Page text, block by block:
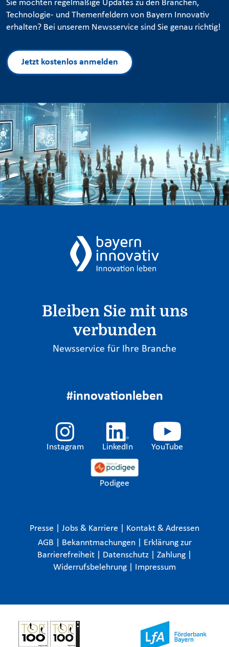
Sie möchten regelmäßige Updates zu den Branchen,
Technologie- und Themenfeldern von Bayern Innovativ
erhalten? Bei unserem Newsservice sind Sie genau richtig!
Jetzt kostenlos anmelden
Bleiben Sie mit uns
verbunden
Newsservice für Ihre Branche
#innovationleben
Instagram LinkedIn YouTube
Podigee
Presse Jobs & Karriere
Kontakt & Adressen
AGB
Bekanntmachungen
Erklärung zur
Barrierefreiheit
Datenschutz Zahlung
Widerrufsbelehrung
Impressum